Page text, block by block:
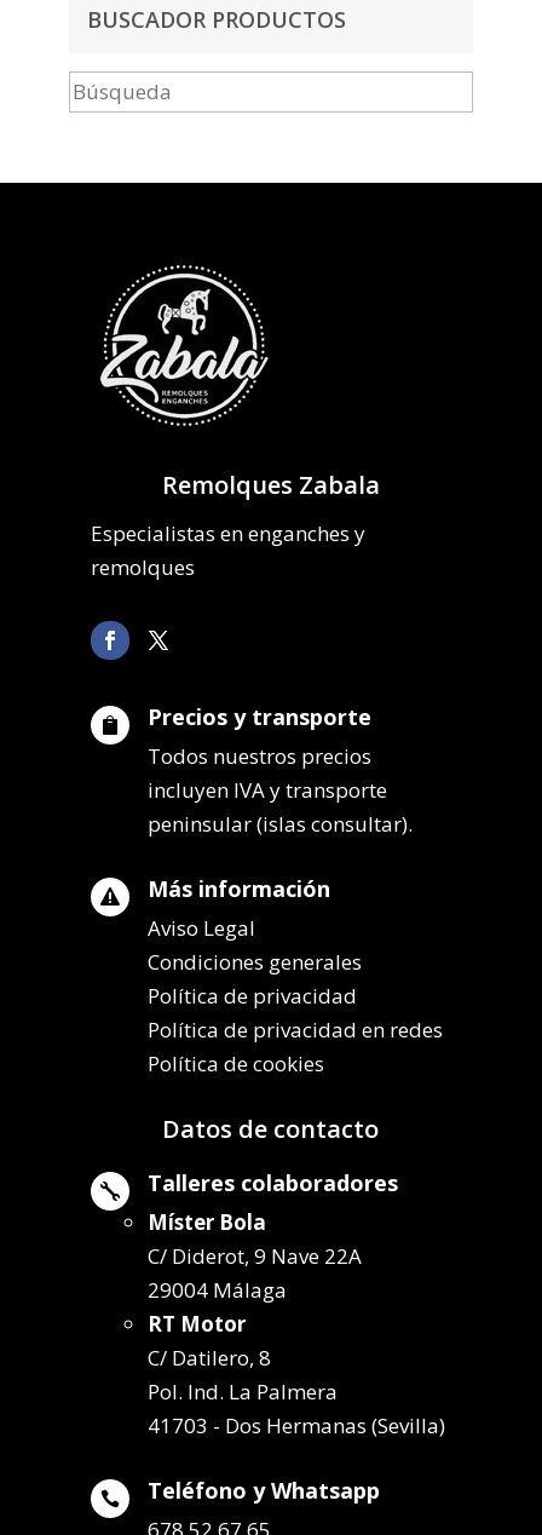
BUSCADOR PRODUCTOS
Remolques Zabala
Especialistas en enganches y
remolques
 Precios y transporte
Todos nuestros precios
incluyen IVA y transporte
peninsular (islas consultar).
 Más información
Aviso Legal
Condiciones generales
Política de privacidad
Política de privacidad en redes
Política de cookies
Datos de contacto
 Talleres colaboradores
Míster Bola
C/ Diderot, 9 Nave 22A
29004 Málaga
RT Motor
C/ Datilero, 8
Pol. Ind. La Palmera
41703 - Dos Hermanas (Sevilla)
 Teléfono y Whatsapp
678 52 67 65